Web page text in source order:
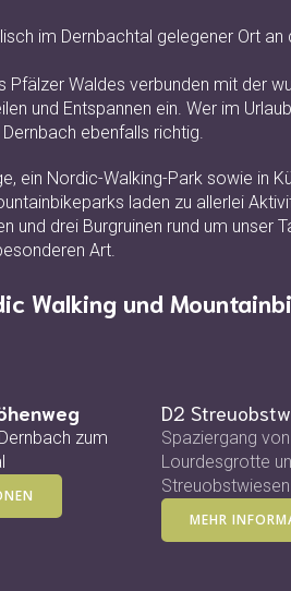
im Dernbachtal gelegener Ort an
Pfälzer Waldes verbunden mit der
und Entspannen ein. Wer im
ebenfalls richtig.
ein Nordic-Walking-Park sowie in
laden zu allerlei
und drei Burgruinen rund um unser
Art.
Walking und
zum
D2
Spaziergang
Lourdesgrotte
Streuobstwiesen
MEHR